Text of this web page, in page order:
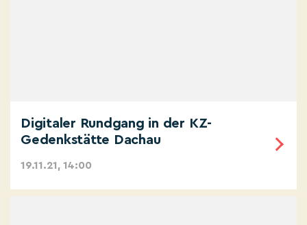
Digitaler Rundgang in der KZ-
Gedenkstätte Dachau
19.11.21, 14:00